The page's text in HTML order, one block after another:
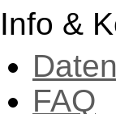
Info &
FAQ